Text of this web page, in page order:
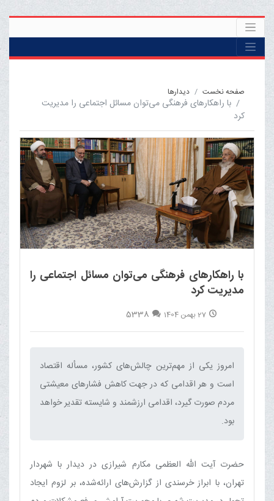
صفحه نخست ديدارها
با راهکارهای فرهنگی می‌توان مسائل اجتماعی را مدیریت
کرد
با راهکارهای فرهنگی می‌توان مسائل اجتماعی را
مدیریت کرد
27 بهمن 1404 5338
امروز یکی از مهم‌ترین چالش‌های کشور، مسأله اقتصاد
است و هر اقدامی که در جهت کاهش فشارهای معیشتی
مردم صورت گیرد، اقدامی ارزشمند و شایسته تقدیر خواهد
بود.‌
حضرت آیت الله العظمی مکارم شیرازی در دیدار با شهردار
تهران، با ابراز خرسندی از گزارش‌های ارائه‌شده، بر لزوم ایجاد